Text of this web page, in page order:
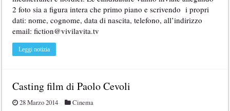
2 foto sia a figura intera che primo piano e scrivendo i propri
dati: nome, cognome, data di nascita, telefono, all’indirizzo
email: fiction@vivilavita.tv
Leggi notizia
Casting film di Paolo Cevoli
28 Marzo 2014 Cinema